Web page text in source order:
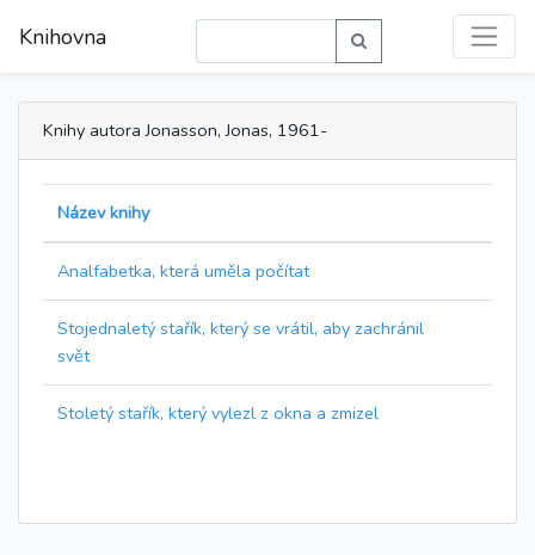
Knihovna
Knihy autora Jonasson, Jonas, 1961-
Název knihy
Analfabetka, která uměla počítat
Stojednaletý stařík, který se vrátil, aby zachránil
svět
Stoletý stařík, který vylezl z okna a zmizel